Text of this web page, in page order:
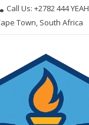
Call Us: +2782 444 YEAH
Town, South Africa